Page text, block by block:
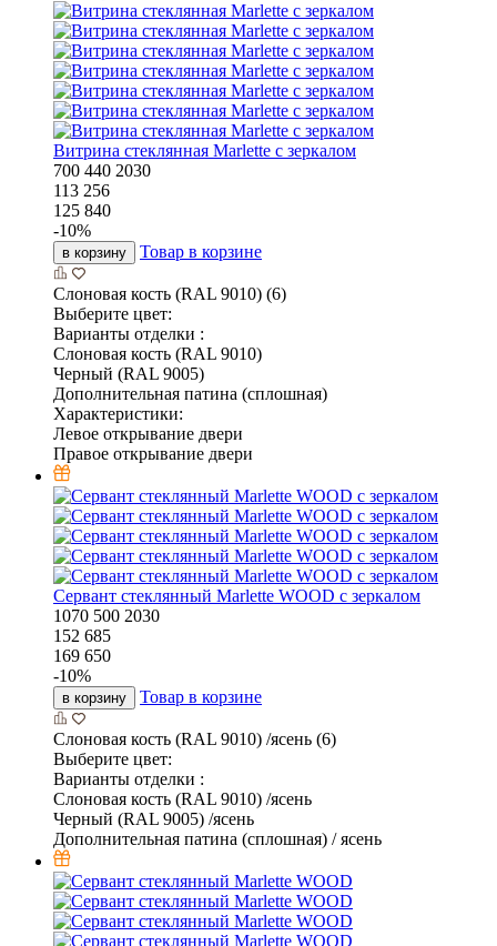
Витрина стеклянная Marlette с зеркалом
700 440 2030
113 256
125 840
-10%
в корзину Товар в корзине
Слоновая кость (RAL 9010) (6)
Выберите цвет:
Варианты отделки :
Слоновая кость (RAL 9010)
Черный (RAL 9005)
Дополнительная патина (сплошная)
Характеристики:
Левое открывание двери
Правое открывание двери
Cервант стеклянный Marlette WOOD с зеркалом
1070 500 2030
152 685
169 650
-10%
в корзину Товар в корзине
Слоновая кость (RAL 9010) /ясень (6)
Выберите цвет:
Варианты отделки :
Слоновая кость (RAL 9010) /ясень
Черный (RAL 9005) /ясень
Дополнительная патина (сплошная) / ясень